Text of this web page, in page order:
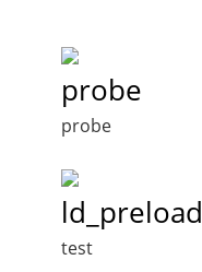
probe
probe
ld_preload
test